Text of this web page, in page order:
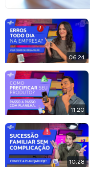
06:24
11:20
10:28